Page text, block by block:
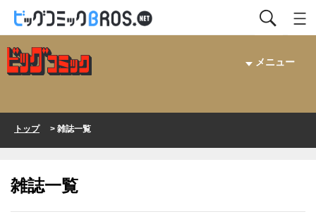
メニュー
トップ> 雑誌一覧
雑誌一覧